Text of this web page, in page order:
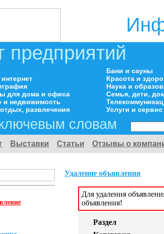
предприятий
для дома и офиса
и недвижимость
развлечения
Бани и сауны
Красота и
Наука и
Семья, дети,
Услуги и сервис
словам
Выставки Статьи Отзывы о
Удаление объявления
Для удаления
объявления!
Раздел